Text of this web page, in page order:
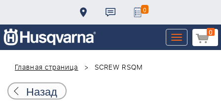
0
0
Toggle
navigation
Главная страница
SCREW RSQM
Назад